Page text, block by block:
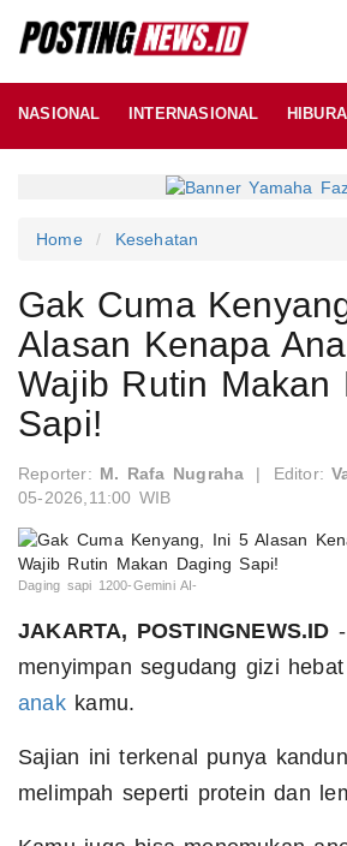
NASIONAL INTERNASIONAL
Home Kesehatan
Gak Cuma
Alasan Kenapa
Wajib Rutin Makan
Sapi!
Reporter: M. Rafa Nugraha | Editor:
05-2026,11:00 WIB
Daging sapi 1200-Gemini AI-
JAKARTA, POSTINGNEWS.ID -
menyimpan segudang gizi
anakkamu.
Sajian ini terkenal punya
melimpah seperti protein dan